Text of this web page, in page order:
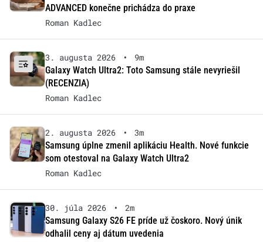
ADVANCED konečne prichádza do praxe
Roman Kadlec
3. augusta 2026 •
9m
Galaxy Watch Ultra2: Toto Samsung stále nevyriešil
(RECENZIA)
Roman Kadlec
2. augusta 2026 •
3m
Samsung úplne zmenil aplikáciu Health. Nové funkcie
som otestoval na Galaxy Watch Ultra2
Roman Kadlec
30. júla 2026 •
2m
Samsung Galaxy S26 FE príde už čoskoro. Nový únik
odhalil ceny aj dátum uvedenia